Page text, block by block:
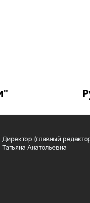
Директор (главный
Татьяна Анатольевна